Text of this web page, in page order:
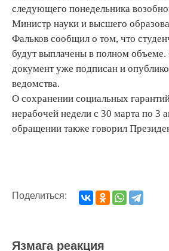
следующего понедельника
Министр науки и высшего
Фальков сообщил о том, что
будут выплачены в полном
документ уже подписан и
ведомства.
О сохранении социальных
нерабочей недели c 30 марта по 3
обращении также говорил
Поделиться:
Язмага реакция